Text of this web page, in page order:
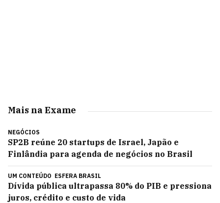
Mais na Exame
NEGÓCIOS
SP2B reúne 20 startups de Israel, Japão e
Finlândia para agenda de negócios no Brasil
UM CONTEÚDO ESFERA BRASIL
Dívida pública ultrapassa 80% do PIB e pressiona
juros, crédito e custo de vida